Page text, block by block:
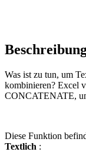
Was ist zu tun, um
kombinieren? Excel
CONCATENATE,
Diese Funktion
Textlich :